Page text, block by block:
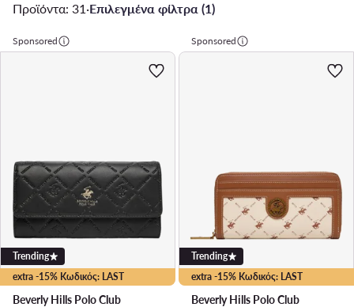
Προϊόντα: 31 ·Επιλεγμένα φίλτρα (1)
Sponsored
extra -15% Κωδικός: LAST
Trending
Beverly Hills Polo Club
Sponsored
extra -15% Κωδικός: LAST
Trending
Beverly Hills Polo Club